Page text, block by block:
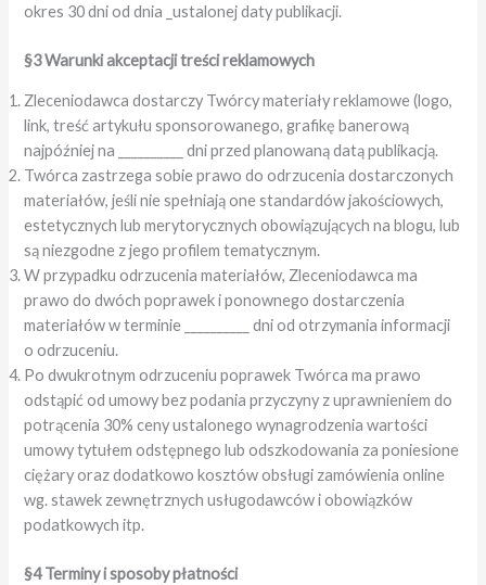
okres 30 dni od dnia _ustalonej daty publikacji.
§3 Warunki akceptacji treści reklamowych
Zleceniodawca dostarczy Twórcy materiały reklamowe (logo,
link, treść artykułu sponsorowanego, grafikę banerową
najpóźniej na __________ dni przed planowaną datą publikacją.
Twórca zastrzega sobie prawo do odrzucenia dostarczonych
materiałów, jeśli nie spełniają one standardów jakościowych,
estetycznych lub merytorycznych obowiązujących na blogu, lub
są niezgodne z jego profilem tematycznym.
W przypadku odrzucenia materiałów, Zleceniodawca ma
prawo do dwóch poprawek i ponownego dostarczenia
materiałów w terminie __________ dni od otrzymania informacji
o odrzuceniu.
Po dwukrotnym odrzuceniu poprawek Twórca ma prawo
odstąpić od umowy bez podania przyczyny z uprawnieniem do
potrącenia 30% ceny ustalonego wynagrodzenia wartości
umowy tytułem odstępnego lub odszkodowania za poniesione
ciężary oraz dodatkowo kosztów obsługi zamówienia online
wg. stawek zewnętrznych usługodawców i obowiązków
podatkowych itp.
§4 Terminy i sposoby płatności